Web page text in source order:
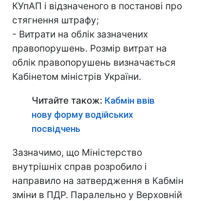
КУпАП і відзначеного в постанові про
стягнення штрафу;
- Витрати на облік зазначених
правопорушень. Розмір витрат на
облік правопорушень визначається
Кабінетом міністрів України.
Читайте також: Кабмін ввів
нову форму водійських
посвідчень
Зазначимо, що Міністерство
внутрішніх справ розробило і
направило на затвердження в Кабмін
зміни в ПДР. Паралельно у Верховній